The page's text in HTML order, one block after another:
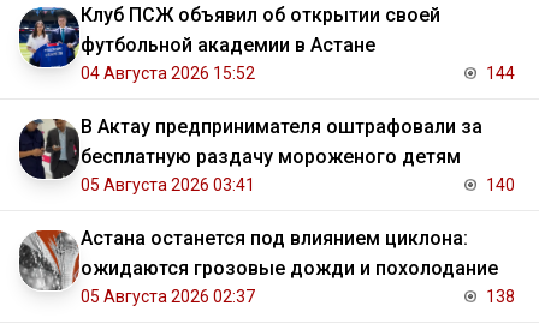
Клуб ПСЖ объявил об открытии своей
футбольной академии в Астане
04 Августа 2026 15:52 144
В Актау предпринимателя оштрафовали за
бесплатную раздачу мороженого детям
05 Августа 2026 03:41 140
Астана останется под влиянием циклона:
ожидаются грозовые дожди и похолодание
05 Августа 2026 02:37 138